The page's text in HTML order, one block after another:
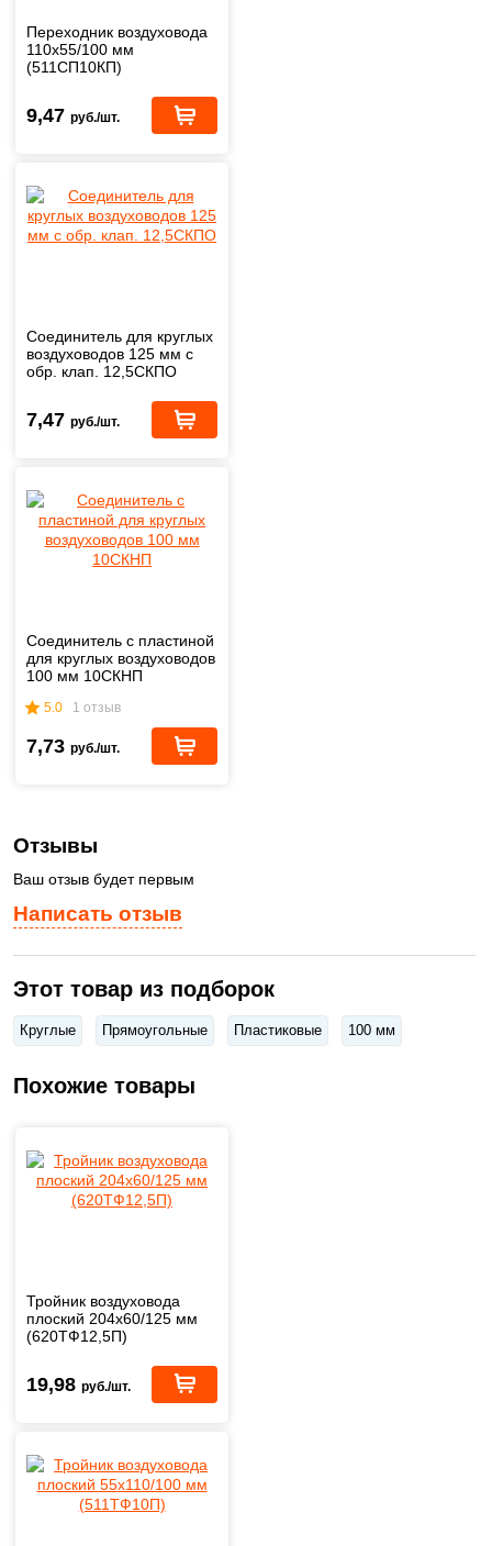
Переходник воздуховода
110х55/100 мм
(511СП10КП)
9,47 руб./шт.
Соединитель для круглых
воздуховодов 125 мм с
обр. клап. 12,5СКПО
7,47 руб./шт.
Соединитель с пластиной
для круглых воздуховодов
100 мм 10СКНП
5.0 1 отзыв
7,73 руб./шт.
Написать отзыв
Отзывы
Ваш отзыв будет первым
Этот товар из подборок
Круглые Прямоугольные Пластиковые 100 мм
Похожие товары
Тройник воздуховода
плоский 204х60/125 мм
(620ТФ12,5П)
19,98 руб./шт.